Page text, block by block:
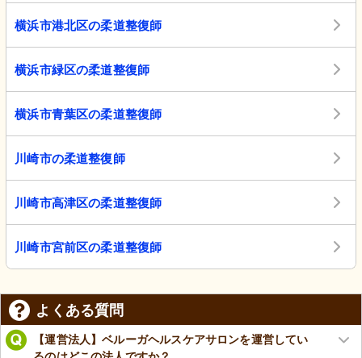
横浜市港北区の柔道整復師
横浜市緑区の柔道整復師
横浜市青葉区の柔道整復師
川崎市の柔道整復師
川崎市高津区の柔道整復師
川崎市宮前区の柔道整復師
よくある質問
【運営法人】ベルーガヘルスケアサロンを運営してい